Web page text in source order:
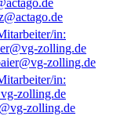
zolling.de
zolling.de